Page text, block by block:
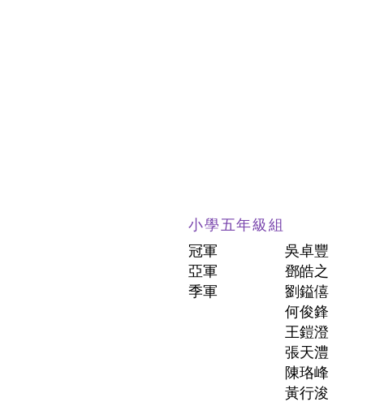
小學五年級組
冠軍
亞軍
季軍
吳卓豐
鄧皓之
劉鎰僖
何俊鋒
王鎧澄
張天澧
陳珞峰
黃行浚